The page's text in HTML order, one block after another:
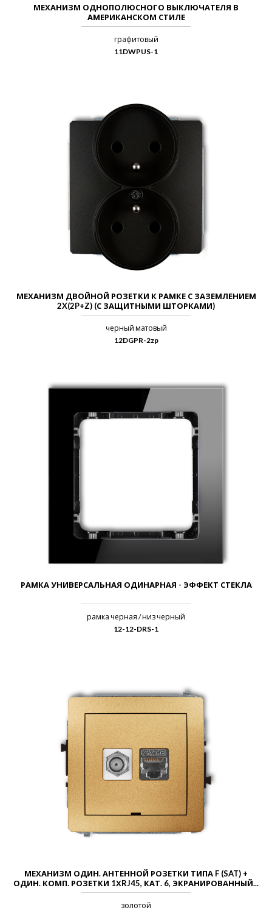
МЕХАНИЗМ ОДНОПОЛЮСНОГО ВЫКЛЮЧАТЕЛЯ В
АМЕРИКАНСКОМ СТИЛЕ
графитовый
11DWPUS-1
МЕХАНИЗМ ДВОЙНОЙ РОЗЕТКИ К РАМКЕ С ЗАЗЕМЛЕНИЕМ
2X(2P+Z) (С ЗАЩИТНЫМИ ШТОРКАМИ)
черный матовый
12DGPR-2zp
РАМКА УНИВЕРСАЛЬНАЯ ОДИНАРНАЯ - ЭФФЕКТ СТЕКЛА
рамка черная / низ черный
12-12-DRS-1
МЕХАНИЗМ ОДИН. АНТЕННОЙ РОЗЕТКИ ТИПА F (SAT) +
ОДИН. КОМП. РОЗЕТКИ 1ХRJ45, КАТ. 6, ЭКРАНИРОВАННЫЙ...
золотой